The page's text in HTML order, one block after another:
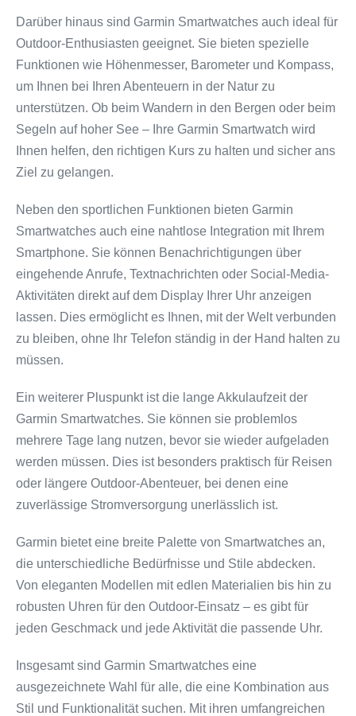
Darüber hinaus sind Garmin Smartwatches auch ideal für
Outdoor-Enthusiasten geeignet. Sie bieten spezielle
Funktionen wie Höhenmesser, Barometer und Kompass,
um Ihnen bei Ihren Abenteuern in der Natur zu
unterstützen. Ob beim Wandern in den Bergen oder beim
Segeln auf hoher See – Ihre Garmin Smartwatch wird
Ihnen helfen, den richtigen Kurs zu halten und sicher ans
Ziel zu gelangen.
Neben den sportlichen Funktionen bieten Garmin
Smartwatches auch eine nahtlose Integration mit Ihrem
Smartphone. Sie können Benachrichtigungen über
eingehende Anrufe, Textnachrichten oder Social-Media-
Aktivitäten direkt auf dem Display Ihrer Uhr anzeigen
lassen. Dies ermöglicht es Ihnen, mit der Welt verbunden
zu bleiben, ohne Ihr Telefon ständig in der Hand halten zu
müssen.
Ein weiterer Pluspunkt ist die lange Akkulaufzeit der
Garmin Smartwatches. Sie können sie problemlos
mehrere Tage lang nutzen, bevor sie wieder aufgeladen
werden müssen. Dies ist besonders praktisch für Reisen
oder längere Outdoor-Abenteuer, bei denen eine
zuverlässige Stromversorgung unerlässlich ist.
Garmin bietet eine breite Palette von Smartwatches an,
die unterschiedliche Bedürfnisse und Stile abdecken.
Von eleganten Modellen mit edlen Materialien bis hin zu
robusten Uhren für den Outdoor-Einsatz – es gibt für
jeden Geschmack und jede Aktivität die passende Uhr.
Insgesamt sind Garmin Smartwatches eine
ausgezeichnete Wahl für alle, die eine Kombination aus
Stil und Funktionalität suchen. Mit ihren umfangreichen